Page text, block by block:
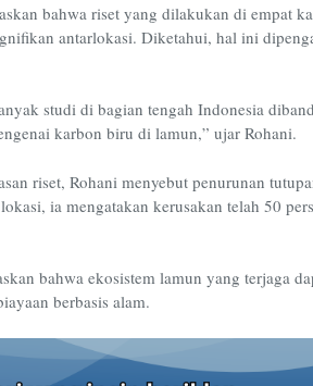
bahwa riset yang dilakukan di empat
antarlokasi. Diketahui, hal ini
studi di bagian tengah Indonesia
karbon biru di lamun,” ujar Rohani.
riset, Rohani menyebut penurunan
lokasi, ia mengatakan kerusakan telah 50
bahwa ekosistem lamun yang terjaga
berbasis alam.